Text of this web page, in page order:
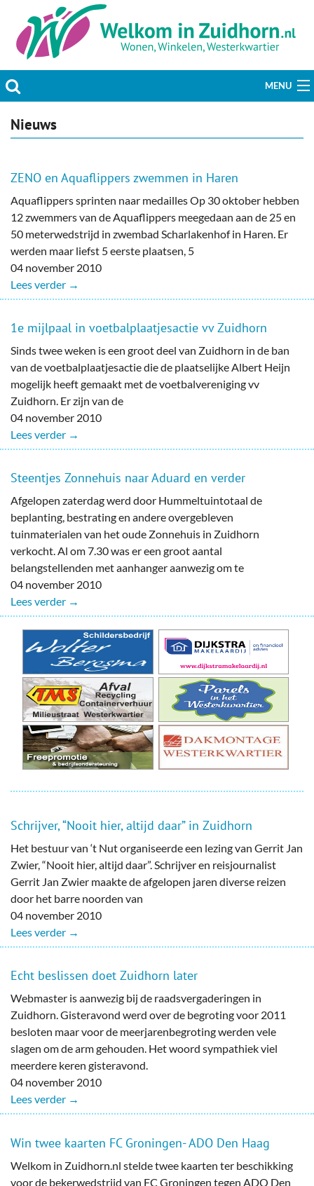
MENU
Actueel
Welzijn & Maatschappij
Bedrijven
Prikbord & Aanbiedingen
Plaats bericht
Nieuws
ZENO en Aquaflippers zwemmen in Haren
Aquaflippers sprinten naar medailles Op 30 oktober hebben
12 zwemmers van de Aquaflippers meegedaan aan de 25 en
50 meterwedstrijd in zwembad Scharlakenhof in Haren. Er
werden maar liefst 5 eerste plaatsen, 5
04 november 2010
Lees verder →
1e mijlpaal in voetbalplaatjesactie vv Zuidhorn
Sinds twee weken is een groot deel van Zuidhorn in de ban
van de voetbalplaatjesactie die de plaatselijke Albert Heijn
mogelijk heeft gemaakt met de voetbalvereniging vv
Zuidhorn. Er zijn van de
04 november 2010
Lees verder →
Steentjes Zonnehuis naar Aduard en verder
Afgelopen zaterdag werd door Hummeltuintotaal de
beplanting, bestrating en andere overgebleven
tuinmaterialen van het oude Zonnehuis in Zuidhorn
verkocht. Al om 7.30 was er een groot aantal
belangstellenden met aanhanger aanwezig om te
04 november 2010
Lees verder →
Schrijver, “Nooit hier, altijd daar” in Zuidhorn
Het bestuur van ‘t Nut organiseerde een lezing van Gerrit Jan
Zwier, “Nooit hier, altijd daar”. Schrijver en reisjournalist
Gerrit Jan Zwier maakte de afgelopen jaren diverse reizen
door het barre noorden van
04 november 2010
Lees verder →
Echt beslissen doet Zuidhorn later
Webmaster is aanwezig bij de raadsvergaderingen in
Zuidhorn. Gisteravond werd over de begroting voor 2011
besloten maar voor de meerjarenbegroting werden vele
slagen om de arm gehouden. Het woord sympathiek viel
meerdere keren gisteravond.
04 november 2010
Lees verder →
Win twee kaarten FC Groningen- ADO Den Haag
Welkom in Zuidhorn.nl stelde twee kaarten ter beschikking
voor de bekerwedstrijd van FC Groningen tegen ADO Den